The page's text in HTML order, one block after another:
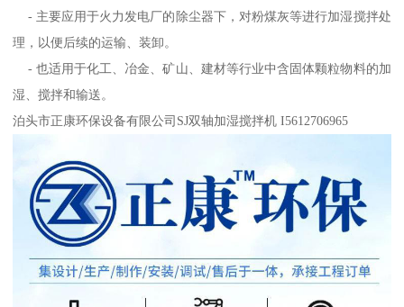
- 主要应用于火力发电厂的除尘器下，对粉煤灰等进行加湿搅拌处
理，以便后续的运输、装卸。
- 也适用于化工、冶金、矿山、建材等行业中含固体颗粒物料的加
湿、搅拌和输送。
泊头市正康环保设备有限公司SJ双轴加湿搅拌机 I5612706965